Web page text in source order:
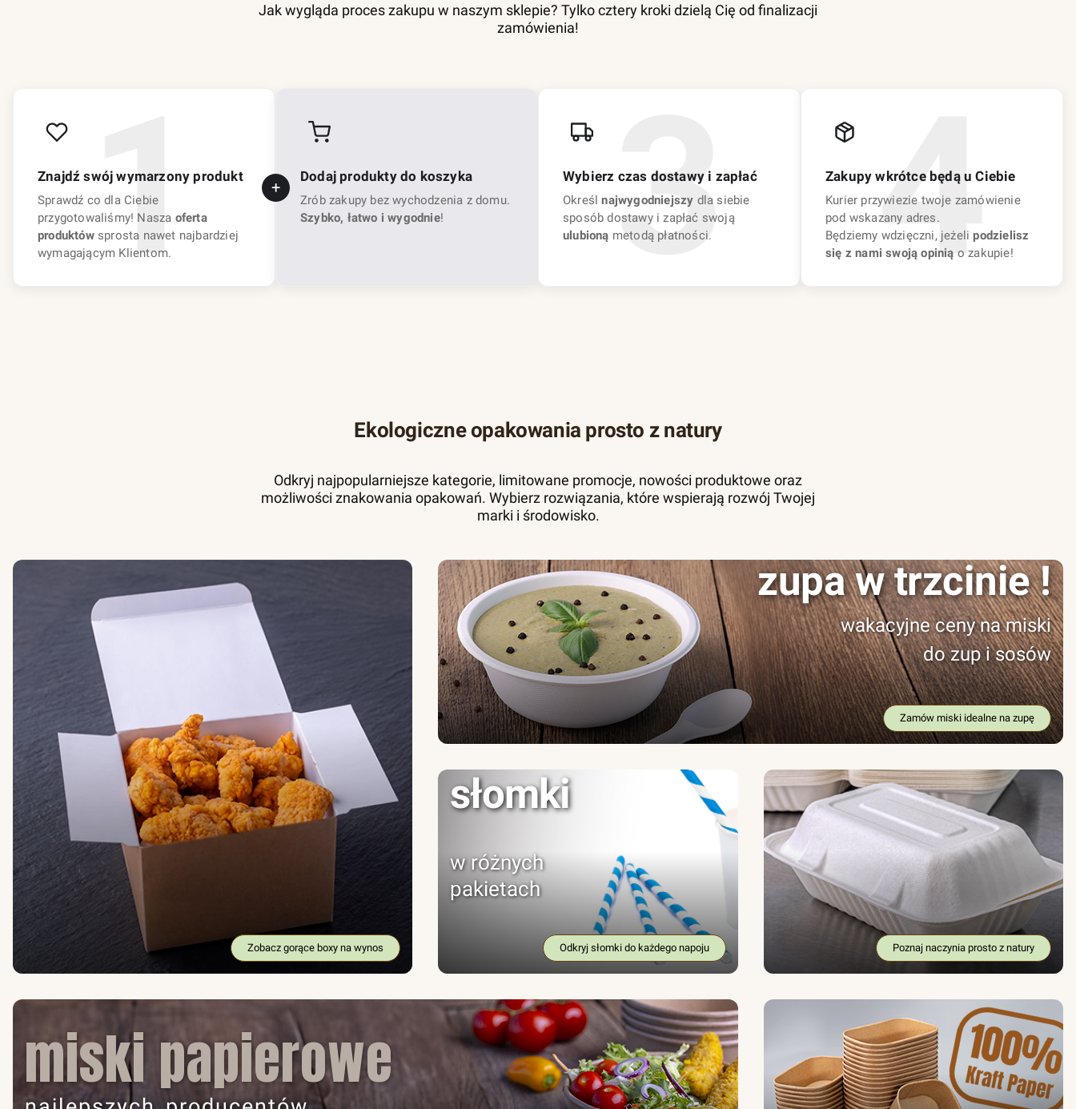
Jak wygląda proces zakupu w naszym sklepie? Tylko cztery kroki dzielą Cię od finalizacji
zamówienia!
Znajdź swój wymarzony produkt
Sprawdź co dla Ciebie
przygotowaliśmy! Nasza oferta
produktówsprosta nawet najbardziej
wymagającym Klientom.
Dodaj produkty do koszyka
Zrób zakupy bez wychodzenia z domu.
Szybko, łatwo i wygodnie!
Wybierz czas dostawy i zapłać
Określnajwygodniejszy dla siebie
sposób dostawy i zapłać swoją
ulubioną metodą płatności.
Zakupy wkrótce będą u Ciebie
Kurier przywiezie twoje zamówienie
pod wskazany adres.
Będziemy wdzięczni, jeżelipodzielisz
się z nami swoją opinią o zakupie!
Ekologiczne opakowania prosto z natury
Odkryj najpopularniejsze kategorie, limitowane promocje, nowości produktowe oraz
możliwości znakowania opakowań. Wybierz rozwiązania, które wspierają rozwój Twojej
marki i środowisko.
Zobacz gorące boxy na wynos
zupa w trzcinie !
wakacyjne ceny na miski
do zup i sosów
Zamów miski idealne na zupę
słomki
w różnych
pakietach
Odkryj słomki do każdego napoju Poznaj naczynia prosto z natury
miski papierowe